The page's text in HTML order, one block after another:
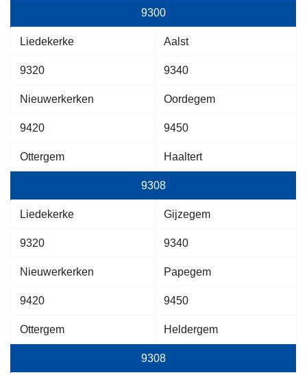
9300
Liedekerke Aalst
9320 9340
Nieuwerkerken Oordegem
9420 9450
Ottergem Haaltert
9308
Liedekerke Gijzegem
9320 9340
Nieuwerkerken Papegem
9420 9450
Ottergem Heldergem
9308